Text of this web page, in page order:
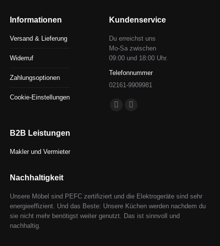
Informationen
Versand & Lieferung
Widerruf
Zahlungsoptionen
Cookie-Einstellungen
Kundenservice
Du erreichst uns
Mo-Sa zwischen
09:00 und 18:00 Uhr.
Telefonnummer
02161-9909981
Finden Sie uns auf:
B2B Leistungen
Makler und Vermieter
Nachhaltigkeit
Unsere Möbel sind PEFC zertifiziert und die Elektrogeräte sind sehr
energieeffizient. Und das Beste: Unsere Küchen werden nachdem du
sie nicht mehr benötigst weiter genutzt. Das ist sinnvoll und
nachhaltig.